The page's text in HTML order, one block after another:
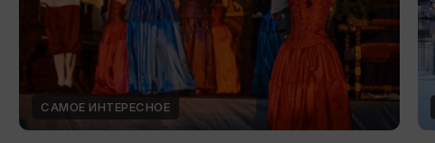
САМОЕ ИНТЕРЕСНОЕ